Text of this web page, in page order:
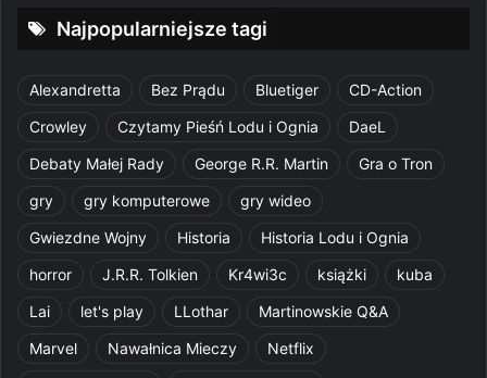
Najpopularniejsze tagi
Alexandretta Bez Prądu Bluetiger
CD-Action
Crowley
Czytamy Pieśń Lodu i Ognia
DaeL
Debaty Małej Rady
George R.R. Martin
Gra o Tron
gry
gry komputerowe
gry wideo
Gwiezdne Wojny
Historia
Historia Lodu i Ognia
horror
J.R.R. Tolkien Kr4wi3c książki
kuba
Lai
let's play LLothar
Martinowskie Q&A
Marvel
Nawałnica Mieczy
Netflix